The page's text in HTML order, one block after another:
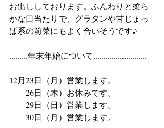
お出ししております。ふんわりと柔ら
かな口当たりで、グラタンや甘じょっ
ぱ系の前菜にもよく合いそうです♪
.........年末年始について..........................
12月23日（月）営業します。
26日（木）お休みです。
29日（日）営業します。
30日（月）営業します。